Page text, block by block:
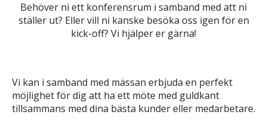
Behöver ni ett konferensrum i samband med att ni
ställer ut? Eller vill ni kanske besöka oss igen för en
kick-off? Vi hjälper er gärna!
Vi kan i samband med mässan erbjuda en perfekt
möjlighet för dig att ha ett möte med guldkant
tillsammans med dina bästa kunder eller medarbetare.